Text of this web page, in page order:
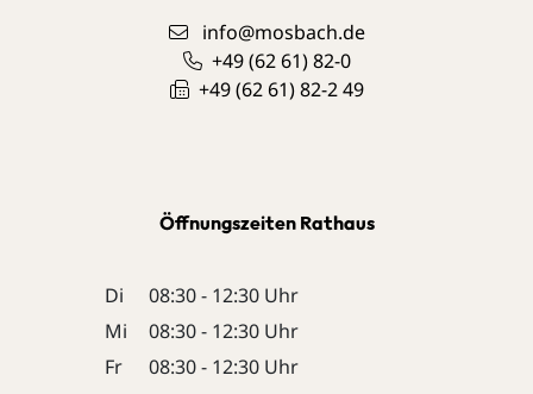
info@mosbach.de
+49 (62 61) 82-0
+49 (62 61) 82-2 49
Öffnungszeiten Rathaus
Di
08:30 - 12:30 Uhr
Mi
08:30 - 12:30 Uhr
Fr
08:30 - 12:30 Uhr